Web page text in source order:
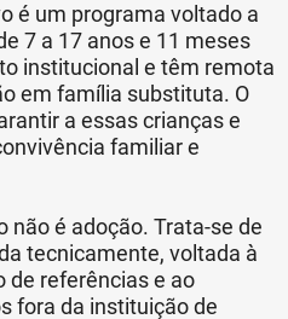
é um programa voltado a
7 a 17 anos e 11 meses
institucional e têm remota
em família substituta. O
a essas crianças e
familiar e
não é adoção. Trata-se de
tecnicamente, voltada à
de referências e ao
fora da instituição de